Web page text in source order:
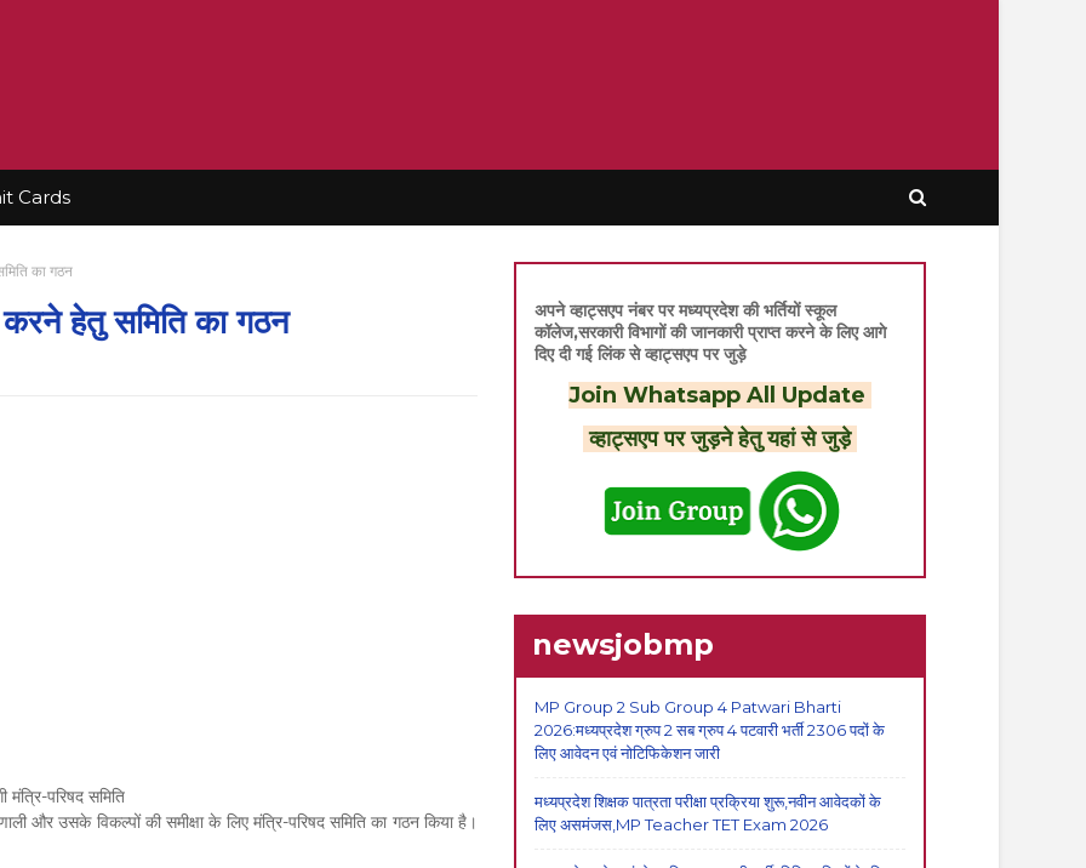
Cards
का गठन
करने हेतु समिति का गठन
परिषद समिति
और उसके विकल्पों की समीक्षा के लिए मंत्रि-परिषद समिति का गठन किया है।
अपने व्हाट्सएप नंबर पर मध्यप्रदेश की भर्तियों स्कूल
कॉलेज,सरकारी विभागों की जानकारी प्राप्त करने के लिए आगे
दिए दी गई लिंक से व्हाट्सएप पर जुड़े
Join Whatsapp All Update
व्हाट्सएप पर जुड़ने हेतु यहां से जुड़े
newsjobmp
MP Group 2 Sub Group 4 Patwari Bharti
2026:मध्यप्रदेश ग्रुप 2 सब ग्रुप 4 पटवारी भर्ती 2306 पदों के
लिए आवेदन एवं नोटिफिकेशन जारी
मध्यप्रदेश शिक्षक पात्रता परीक्षा प्रक्रिया शुरू,नवीन आवेदकों के
लिए असमंजस,MP Teacher TET Exam 2026